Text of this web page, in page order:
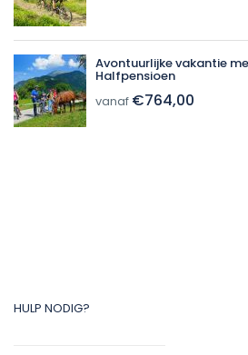
Avontuurlijke vakantie
Halfpensioen
vanaf €764,00
HULP NODIG?